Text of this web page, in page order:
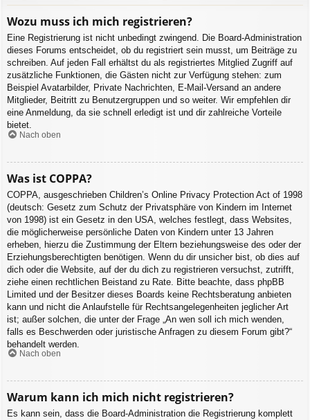
Wozu muss ich mich registrieren?
Eine Registrierung ist nicht unbedingt zwingend. Die Board-Administration
dieses Forums entscheidet, ob du registriert sein musst, um Beiträge zu
schreiben. Auf jeden Fall erhältst du als registriertes Mitglied Zugriff auf
zusätzliche Funktionen, die Gästen nicht zur Verfügung stehen: zum
Beispiel Avatarbilder, Private Nachrichten, E-Mail-Versand an andere
Mitglieder, Beitritt zu Benutzergruppen und so weiter. Wir empfehlen dir
eine Anmeldung, da sie schnell erledigt ist und dir zahlreiche Vorteile
bietet.
Nach oben
Was ist COPPA?
COPPA, ausgeschrieben Children’s Online Privacy Protection Act of 1998
(deutsch: Gesetz zum Schutz der Privatsphäre von Kindern im Internet
von 1998) ist ein Gesetz in den USA, welches festlegt, dass Websites,
die möglicherweise persönliche Daten von Kindern unter 13 Jahren
erheben, hierzu die Zustimmung der Eltern beziehungsweise des oder der
Erziehungsberechtigten benötigen. Wenn du dir unsicher bist, ob dies auf
dich oder die Website, auf der du dich zu registrieren versuchst, zutrifft,
ziehe einen rechtlichen Beistand zu Rate. Bitte beachte, dass phpBB
Limited und der Besitzer dieses Boards keine Rechtsberatung anbieten
kann und nicht die Anlaufstelle für Rechtsangelegenheiten jeglicher Art
ist; außer solchen, die unter der Frage „An wen soll ich mich wenden,
falls es Beschwerden oder juristische Anfragen zu diesem Forum gibt?“
behandelt werden.
Nach oben
Warum kann ich mich nicht registrieren?
Es kann sein, dass die Board-Administration die Registrierung komplett